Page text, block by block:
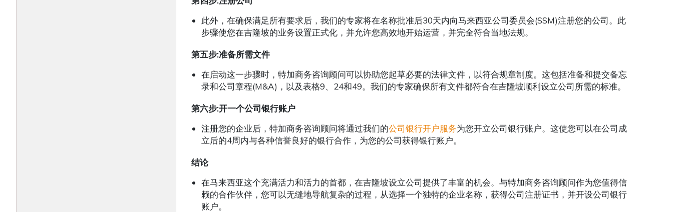
此外，在确保满足所有要求后，我们的专家将在名称批准后30天内向马来西亚公司委员会(SSM)注册您的公司。此
步骤使您在吉隆坡的业务设置正式化，并允许您高效地开始运营，并完全符合当地法规。
第五步:准备所需文件
在启动这一步骤时，特加商务咨询顾问可以协助您起草必要的法律文件，以符合规章制度。这包括准备和提交备忘
录和公司章程(M&A)，以及表格9、24和49。我们的专家确保所有文件都符合在吉隆坡顺利设立公司所需的标准。
第六步:开一个公司银行账户
注册您的企业后，特加商务咨询顾问将通过我们的公司银行开户服务为您开立公司银行账户。这使您可以在公司成
立后的4周内与各种信誉良好的银行合作，为您的公司获得银行账户。
结论
在马来西亚这个充满活力和活力的首都，在吉隆坡设立公司提供了丰富的机会。与特加商务咨询顾问作为您值得信
赖的合作伙伴，您可以无缝地导航复杂的过程，从选择一个独特的企业名称，获得公司注册证书，并开设公司银行
账户。